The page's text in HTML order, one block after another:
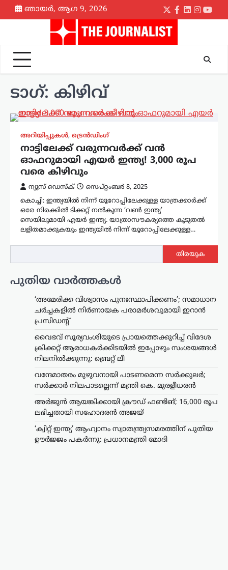
Skip
to
ഞായർ, ആഗ 9, 2026
Twitter
Facebook
LinkedIn
ടാഗ്: കിഴിവ്
അറിയിപ്പുകൾ, ട്രെൻഡിംഗ്
നാട്ടിലേക്ക് വരുന്നവർക്ക് വൻ
ഓഫറുമായി എയർ ഇന്ത്യ! 3,000 രൂപ
വരെ കിഴിവും
ന്യൂസ് ഡെസ്ക്
സെപ്റ്റംബർ 8, 2025
കൊച്ചി: ഇന്ത്യയില്‍ നിന്ന് യൂറോപ്പിലേക്കുള്ള യാത്രക്കാര്‍ക്ക്
ഒരേ നിരക്കില്‍ ടിക്കറ്റ് നല്‍കുന്ന ‘വണ്‍ ഇന്ത്യ’
സെയിലുമായി എയര്‍ ഇന്ത്യ. യാത്രാസൗകര്യത്തെ കൂടുതല്‍
ലളിതമാക്കുകയും ഇന്ത്യയില്‍ നിന്ന് യൂറോപ്പിലേക്കുള്ള…
തിരയുക
പുതിയ വാർത്തകൾ
‘അമേരിക്ക വിശ്വാസം പുനഃസ്ഥാപിക്കണം’; സമാധാന
ചർച്ചകളിൽ നിർണായക പരാമർശവുമായി ഇറാൻ
പ്രസിഡന്റ്
വൈഭവ് സൂര്യവംശിയുടെ പ്രായത്തെക്കുറിച്ച് വിദേശ
ക്രിക്കറ്റ് ആരാധകർക്കിടയിൽ ഇപ്പോഴും സംശയങ്ങൾ
നിലനിൽക്കുന്നു: ബ്രെറ്റ് ലീ
വന്ദേമാതരം മുഴുവനായി പാടണമെന്ന സർക്കുലർ;
സർക്കാർ നിലപാടല്ലെന്ന് മന്ത്രി കെ. മുരളീധരൻ
അർജുൻ ആയങ്കിക്കായി ക്രൗഡ് ഫണ്ടിങ്; 16,000 രൂപ
ലഭിച്ചതായി സഹോദരൻ അജയ്
‘ക്വിറ്റ് ഇന്ത്യ’ ആഹ്വാനം സ്വാതന്ത്ര്യസമരത്തിന് പുതിയ
ഊർജ്ജം പകർന്നു: പ്രധാനമന്ത്രി മോദി